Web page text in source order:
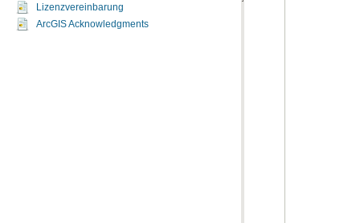
Lizenzvereinbarung
ArcGIS Acknowledgments